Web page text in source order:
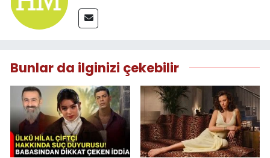
Bunlar da ilginizi çekebilir